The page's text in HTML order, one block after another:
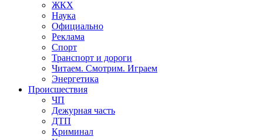
ЖКХ
Наука
Официально
Реклама
Спорт
Транспорт и дороги
Читаем. Смотрим. Играем
Энергетика
Происшествия
ЧП
Дежурная часть
ДТП
Криминал